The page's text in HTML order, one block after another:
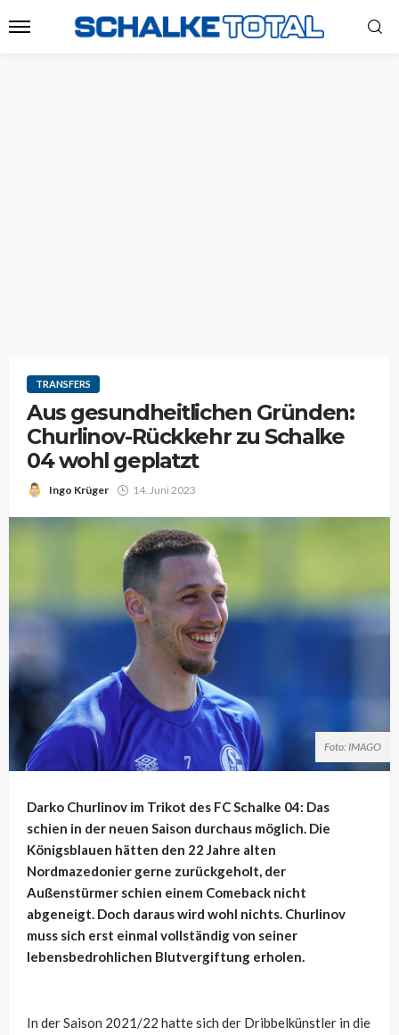
TRANSFERS
Aus gesundheitlichen Gründen:
Churlinov-Rückkehr zu Schalke
04 wohl geplatzt
Ingo Krüger 14. Juni 2023
Foto: IMAGO
Darko Churlinov im Trikot des FC Schalke 04: Das
schien in der neuen Saison durchaus möglich. Die
Königsblauen hätten den 22 Jahre alten
Nordmazedonier gerne zurückgeholt, der
Außenstürmer schien einem Comeback nicht
abgeneigt. Doch daraus wird wohl nichts. Churlinov
muss sich erst einmal vollständig von seiner
lebensbedrohlichen Blutvergiftung erholen.
In der Saison 2021/22 hatte sich der Dribbelkünstler in die